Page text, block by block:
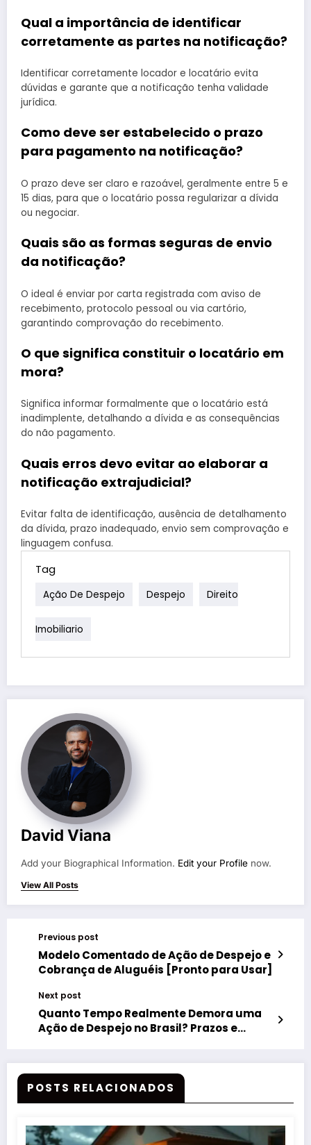
Qual a importância de identificar
corretamente as partes na notificação?
Identificar corretamente locador e locatário evita
dúvidas e garante que a notificação tenha validade
jurídica.
Como deve ser estabelecido o prazo
para pagamento na notificação?
O prazo deve ser claro e razoável, geralmente entre 5 e
15 dias, para que o locatário possa regularizar a dívida
ou negociar.
Quais são as formas seguras de envio
da notificação?
O ideal é enviar por carta registrada com aviso de
recebimento, protocolo pessoal ou via cartório,
garantindo comprovação do recebimento.
O que significa constituir o locatário em
mora?
Significa informar formalmente que o locatário está
inadimplente, detalhando a dívida e as consequências
do não pagamento.
Quais erros devo evitar ao elaborar a
notificação extrajudicial?
Evitar falta de identificação, ausência de detalhamento
da dívida, prazo inadequado, envio sem comprovação e
linguagem confusa.
Tag
Ação De Despejo Despejo Direito
Imobiliario
David Viana
Add your Biographical Information. Edit your Profile now.
View All Posts
Previous post
Modelo Comentado de Ação de Despejo e
Cobrança de Aluguéis [Pronto para Usar]
Next post
Quanto Tempo Realmente Demora uma
Ação de Despejo no Brasil? Prazos e
POSTS RELACIONADOS